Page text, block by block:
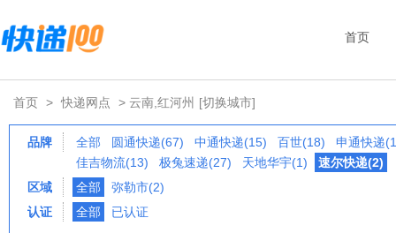
首页
首页 > 快递网点 > 云南,红河州 [切换城市]
品牌 全部 圆通快递(67) 中通快递(15) 百世(18)
申通快递
佳吉物流(13)
极兔速递(27) 天地华宇(1)
速尔快递(2)
区域
全部
弥勒市(2)
认证
全部 已认证